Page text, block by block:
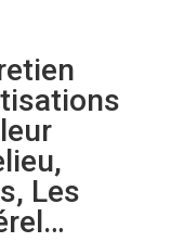
Les